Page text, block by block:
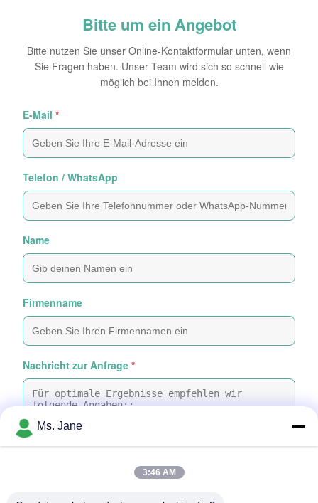
Bitte um ein Angebot
Bitte nutzen Sie unser Online-Kontaktformular unten, wenn
Sie Fragen haben. Unser Team wird sich so schnell wie
möglich bei Ihnen melden.
E-Mail *
Telefon / WhatsApp
Name
Firmenname
Nachricht zur Anfrage *
Ms. Jane
3:46 AM